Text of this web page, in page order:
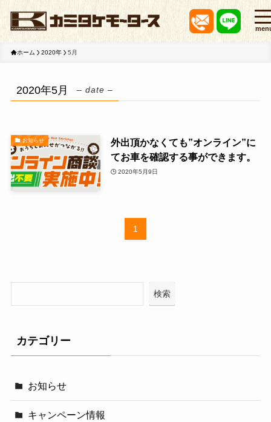
ホーム 2020年 5月
2020年5月 – date –
お知らせ
外出頂かなくても”オンライン”に
てお車を確認する事ができます。
2020年5月9日
1
検索
カテゴリー
お知らせ
キャンペーン情報